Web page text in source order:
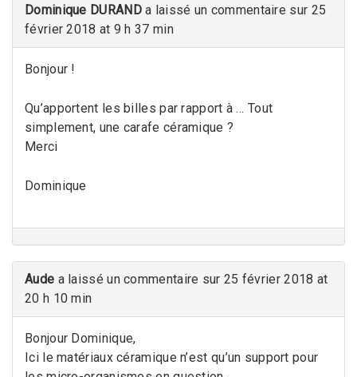
Dominique DURAND a laissé un commentaire sur 25
février 2018 at 9 h 37 min
Bonjour !
Qu’apportent les billes par rapport à … Tout
simplement, une carafe céramique ?
Merci
Dominique
Aude a laissé un commentaire sur 25 février 2018 at
20 h 10 min
Bonjour Dominique,
Ici le matériaux céramique n’est qu’un support pour